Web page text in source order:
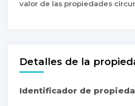
valor de las propiedades
Detalles de la
Identificador de